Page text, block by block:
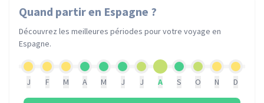
Quand partiren Espagne ?
Découvrez les meilleures périodes pour votre voyage en
Espagne.
J F M A M J J A S O N D